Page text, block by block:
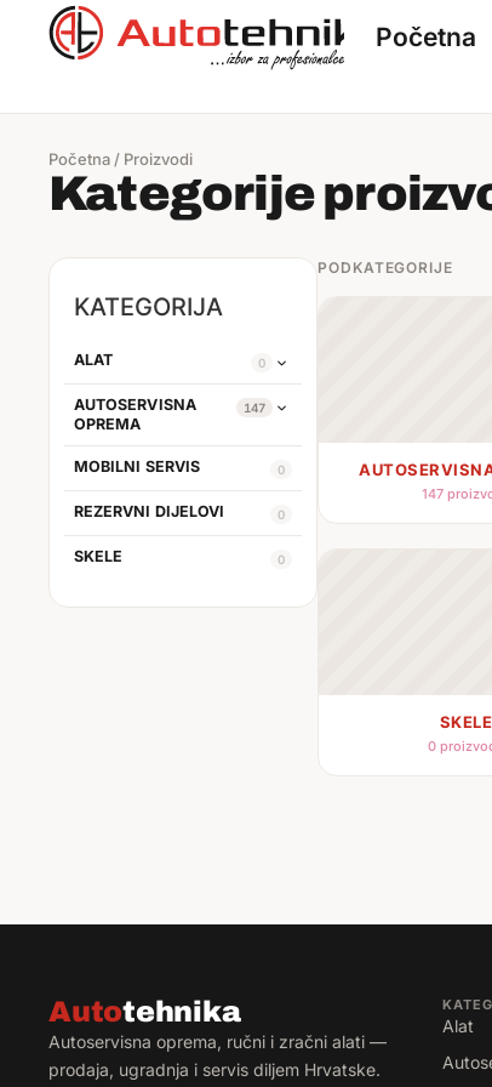
Početna
Početna / Proizvodi
Kategorije
KATEGORIJA
ALAT 0
AUTOSERVISNA
OPREMA
147
MOBILNI SERVIS 0
REZERVNI DIJELOVI 0
SKELE 0
PODKATEGORIJE
147
SKELE
0
Autotehnika
Autoservisna oprema, ručni i zračni alati —
prodaja, ugradnja i servis diljem Hrvatske.
Alat